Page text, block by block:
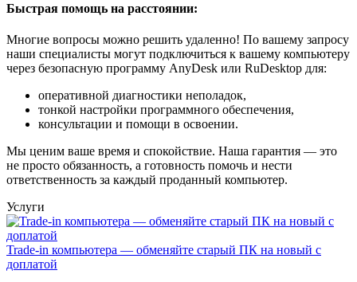
Быстрая помощь на расстоянии:
Многие вопросы можно решить удаленно! По вашему запросу
наши специалисты могут подключиться к вашему компьютеру
через безопасную программу AnyDesk или RuDesktop для:
оперативной диагностики неполадок,
тонкой настройки программного обеспечения,
консультации и помощи в освоении.
Мы ценим ваше время и спокойствие. Наша гарантия — это
не просто обязанность, а готовность помочь и нести
ответственность за каждый проданный компьютер.
Услуги
Trade-in компьютера — обменяйте старый ПК на новый с
доплатой